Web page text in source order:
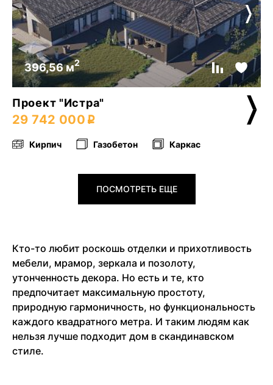
396,56 м2
Проект "Истра"
29 742 000
Кирпич Газобетон Каркас
ПОСМОТРЕТЬ ЕЩЕ
Кто-то любит роскошь отделки и прихотливость
мебели, мрамор, зеркала и позолоту,
утонченность декора. Но есть и те, кто
предпочитает максимальную простоту,
природную гармоничность, но функциональность
каждого квадратного метра. И таким людям как
нельзя лучше подходит дом в скандинавском
стиле.